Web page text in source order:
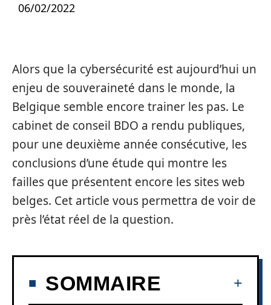
06/02/2022
Alors que la cybersécurité est aujourd’hui un
enjeu de souveraineté dans le monde, la
Belgique semble encore trainer les pas. Le
cabinet de conseil BDO a rendu publiques,
pour une deuxième année consécutive, les
conclusions d’une étude qui montre les
failles que présentent encore les sites web
belges. Cet article vous permettra de voir de
près l’état réel de la question.
SOMMAIRE